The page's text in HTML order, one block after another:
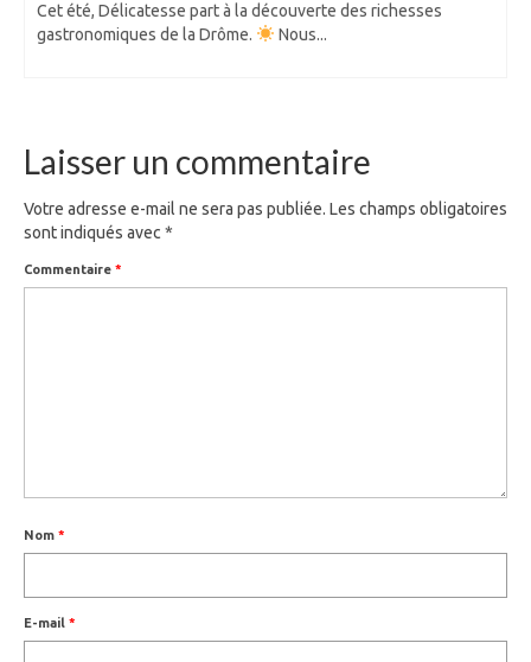
Cet été, Délicatesse part à la découverte des richesses
gastronomiques de la Drôme.
Nous...
Laisser un commentaire
Votre adresse e-mail ne sera pas publiée. Les champs obligatoires
sont indiqués avec *
Commentaire *
Nom *
E-mail *